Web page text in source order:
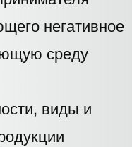
негативное
среду
виды и